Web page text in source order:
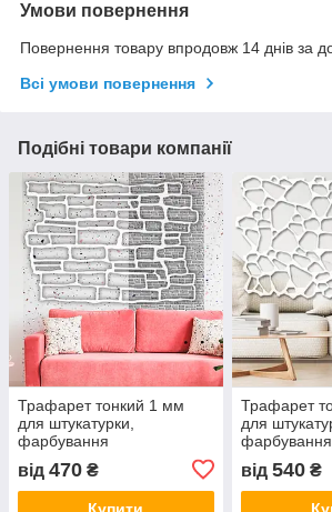
Умови повернення
Повернення товару впродовж 14 днів за
Всі умови повернення
Подібні товари компанії
Трафарет тонкий 1 мм
для штукатурки,
фарбування
багаторазовий, кладка
дикого каменю
від 470 ₴
Трафарет
для
фарбування
камінь
від 540₴